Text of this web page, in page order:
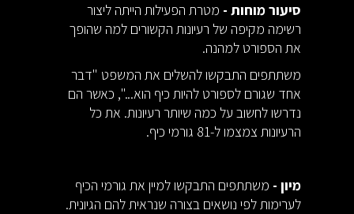
סיעור מוחות - מטרת הפעילות הייתה ליצור
רשימה מקיפה של רעיונות הקשורים למה שהופך
את הספורט למהנה.
משתתפים התבקשו להשלים את המשפט "דבר
אחד שגורם לספורט להיות כיף הוא...", כאשר הם
נדרשו לחשוב על כמה שיותר רעיונות. את כל
הרעיונות צמצמו ל-81 גורמי כיף.
מיון - משתתפים התבקשו למיין את גורמי הכיף
לערימות לפי נושאים בצורה שנראית להם הגיונית.